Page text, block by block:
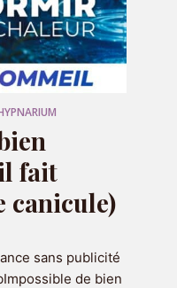
fait
canicule)
sans publicité
de bien